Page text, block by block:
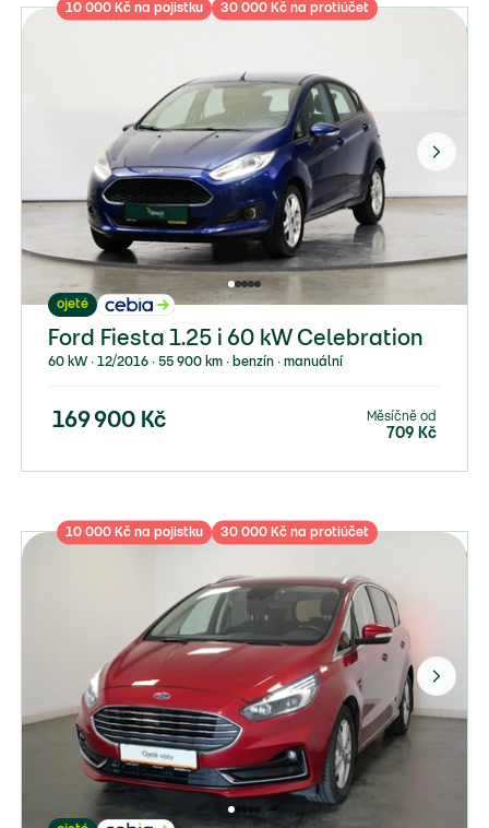
10 000 Kč na pojistku 30 000 Kč na protiúčet
ojeté
Ford Fiesta 1.25 i 60 kW Celebration
60 kW ∙ 12/2016 ∙ 55 900 km ∙ benzín ∙ manuální
169 900 Kč Měsíčně od
709 Kč
10 000 Kč na pojistku 30 000 Kč na protiúčet